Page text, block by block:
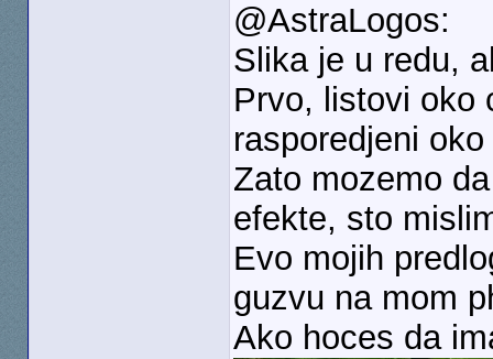
@AstraLogos:
Slika je u redu,
Prvo, listovi oko
rasporedjeni
Zato mozemo
efekte, sto
Evo mojih
guzvu na mom
Ako hoces da